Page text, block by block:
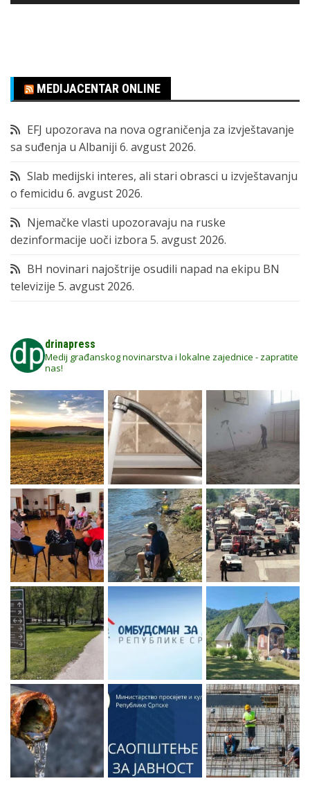
MEDIJACENTAR ONLINE
EFJ upozorava na nova ograničenja za izvještavanje
sa suđenja u Albaniji 6. avgust 2026.
Slab medijski interes, ali stari obrasci u izvještavanju
o femicidu 6. avgust 2026.
Njemačke vlasti upozoravaju na ruske
dezinformacije uoči izbora 5. avgust 2026.
BH novinari najoštrije osudili napad na ekipu BN
televizije 5. avgust 2026.
drinapress
Medij građanskog novinarstva i lokalne zajednice - zapratite
nas!